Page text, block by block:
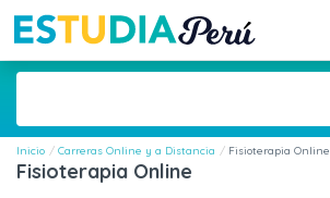
Inicio Carreras Online y a Distancia Fisioterapia Online
Fisioterapia Online